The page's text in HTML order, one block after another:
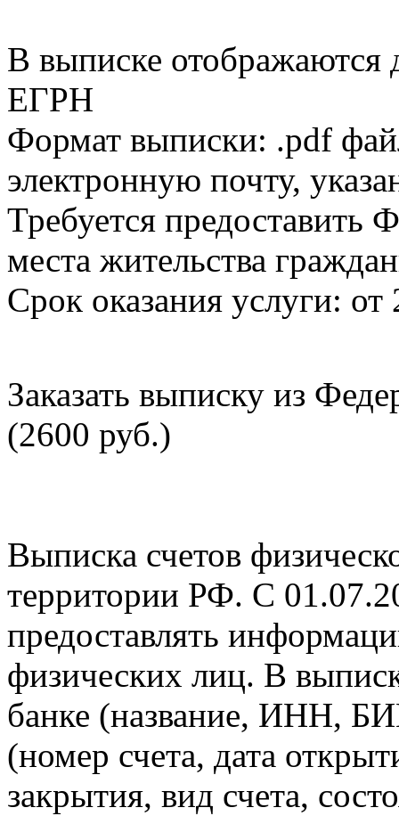
В выписке
ЕГРН
Формат выписки: .pdf
электронную почту,
Требуется
места жительства
Срок оказания услуги: от
Заказать выписку из
(2600 руб.)
Выписка счетов
территории РФ. С
предоставлять
физических лиц. В
банке (название, ИНН,
(номер счета, дата
закрытия, вид счета,